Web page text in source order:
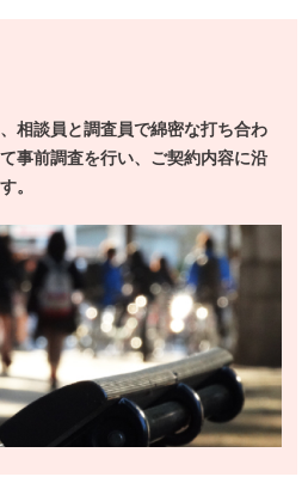
相談員と調査員で綿密な打ち合わ
事前調査を行い、ご契約内容に沿
。